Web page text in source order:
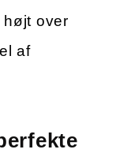
højt over
af